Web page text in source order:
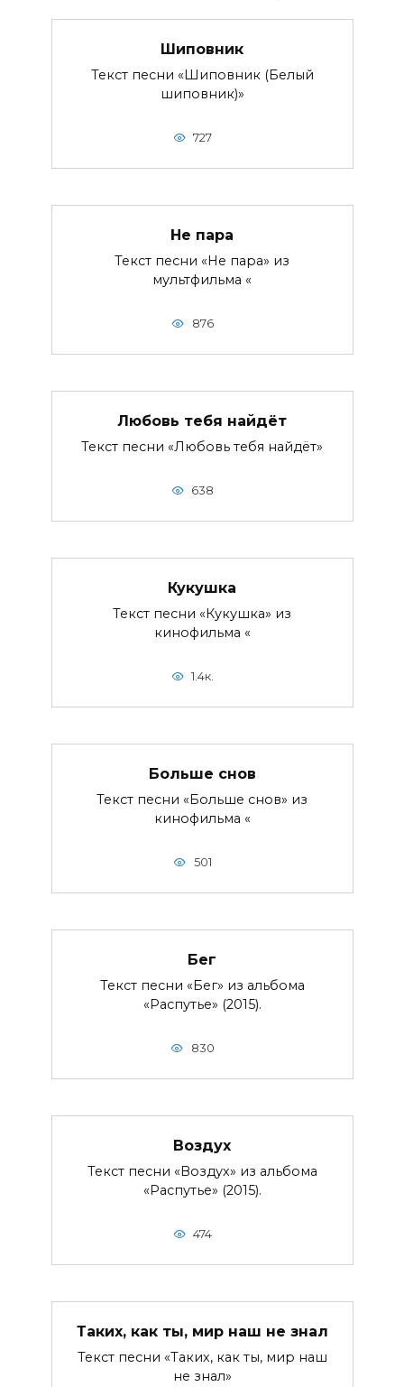
Шиповник
Текст песни «Шиповник (Белый
шиповник)»
727
Не пара
Текст песни «Не пара» из
мультфильма «
876
Любовь тебя найдёт
Текст песни «Любовь тебя найдёт»
638
Кукушка
Текст песни «Кукушка» из
кинофильма «
1.4к.
Больше снов
Текст песни «Больше снов» из
кинофильма «
501
Бег
Текст песни «Бег» из альбома
«Распутье» (2015).
830
Воздух
Текст песни «Воздух» из альбома
«Распутье» (2015).
474
Таких, как ты, мир наш не знал
Текст песни «Таких, как ты, мир наш
не знал»